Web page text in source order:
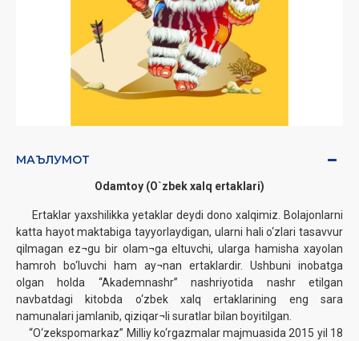
МАЪЛУМОТ
Odamtoy (O`zbek xalq ertaklari)
Ertaklar yaxshilikka yetaklar deydi dono xalqimiz. Bolajonlarni
katta hayot maktabiga tayyorlaydigan, ularni hali o‘zlari tasavvur
qilmagan ez¬gu bir olam¬ga eltuvchi, ularga hamisha xayolan
hamroh bo‘luvchi ham ay¬nan ertaklardir. Ushbuni inobatga
olgan holda “Akademnashr” nashriyotida nashr etilgan
navbatdagi kitobda o‘zbek xalq ertaklarining eng sara
namunalari jamlanib, qiziqar¬li suratlar bilan boyitilgan.
“O‘zekspomarkaz” Milliy ko‘rgazmalar majmuasida 2015 yil 18